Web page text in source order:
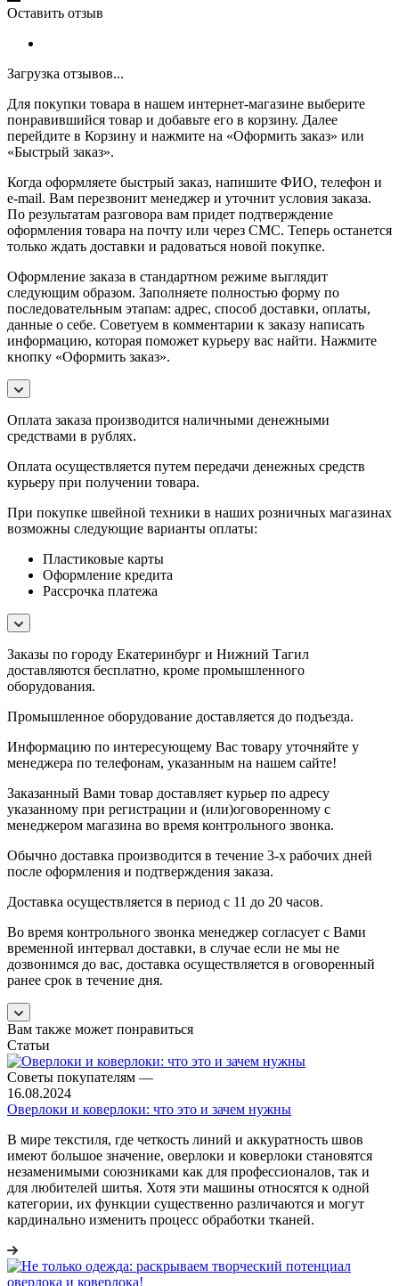
Оставить отзыв
Загрузка отзывов...
Для покупки товара в нашем интернет-магазине выберите
понравившийся товар и добавьте его в корзину. Далее
перейдите в Корзину и нажмите на «Оформить заказ» или
«Быстрый заказ».
Когда оформляете быстрый заказ, напишите ФИО, телефон и
e-mail. Вам перезвонит менеджер и уточнит условия заказа.
По результатам разговора вам придет подтверждение
оформления товара на почту или через СМС. Теперь останется
только ждать доставки и радоваться новой покупке.
Оформление заказа в стандартном режиме выглядит
следующим образом. Заполняете полностью форму по
последовательным этапам: адрес, способ доставки, оплаты,
данные о себе. Советуем в комментарии к заказу написать
информацию, которая поможет курьеру вас найти. Нажмите
кнопку «Оформить заказ».
Оплата заказа производится наличными денежными
средствами в рублях.
Оплата осуществляется путем передачи денежных средств
курьеру при получении товара.
При покупке швейной техники в наших розничных магазинах
возможны следующие варианты оплаты:
Пластиковые карты
Оформление кредита
Рассрочка платежа
Заказы по городу Екатеринбург и Нижний Тагил
доставляются бесплатно, кроме промышленного
оборудования.
Промышленное оборудование доставляется до подъезда.
Информацию по интересующему Вас товару уточняйте у
менеджера по телефонам, указанным на нашем сайте!
Заказанный Вами товар доставляет курьер по адресу
указанному при регистрации и (или)оговоренному с
менеджером магазина во время контрольного звонка.
Обычно доставка производится в течение 3-х рабочих дней
после оформления и подтверждения заказа.
Доставка осуществляется в период с 11 до 20 часов.
Во время контрольного звонка менеджер согласует с Вами
временной интервал доставки, в случае если не мы не
дозвонимся до вас, доставка осуществляется в оговоренный
ранее срок в течение дня.
Вам также может понравиться
Статьи
Советы покупателям —
16.08.2024
Оверлоки и коверлоки: что это и зачем нужны
В мире текстиля, где четкость линий и аккуратность швов
имеют большое значение, оверлоки и коверлоки становятся
незаменимыми союзниками как для профессионалов, так и
для любителей шитья. Хотя эти машины относятся к одной
категории, их функции существенно различаются и могут
кардинально изменить процесс обработки тканей.